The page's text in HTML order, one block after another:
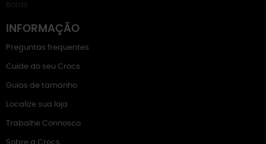
Botas
INFORMAÇÃO
Preguntas frequentes
Cuide do seu Crocs
Guias de tamanho
Localize sua loja
Trabalhe Connosco